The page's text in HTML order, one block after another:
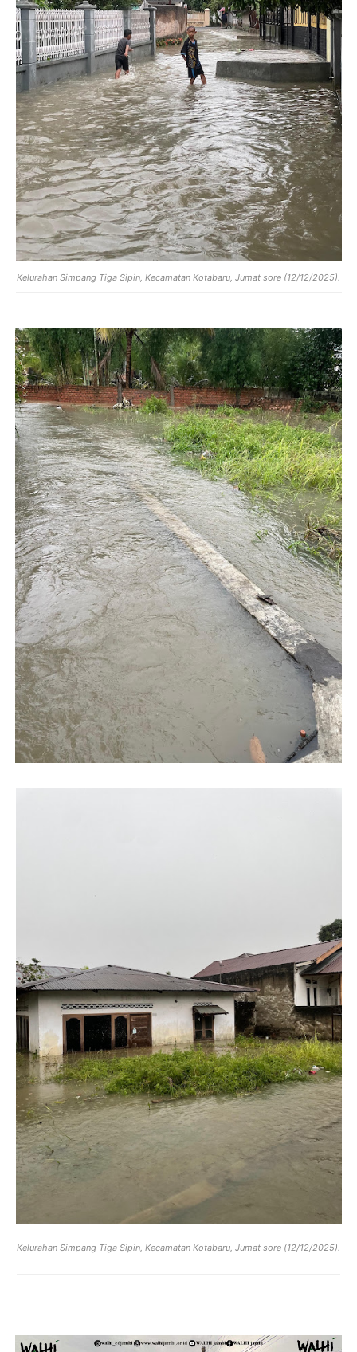
Kelurahan Simpang Tiga Sipin, Kecamatan Kotabaru, Jumat sore (12/12/2025).
Kelurahan Simpang Tiga Sipin, Kecamatan Kotabaru, Jumat sore (12/12/2025).